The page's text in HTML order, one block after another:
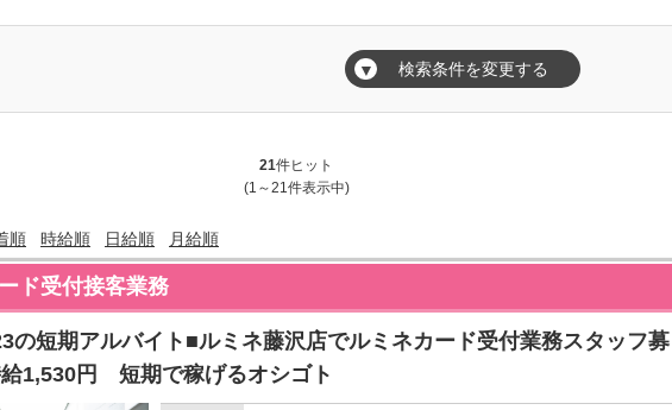
▼ 検索条件を変更する
21件ヒット
(1～21件表示中)
順 時給順 日給順 月給順
ド受付接客業務
の短期アルバイト■ルミネ藤沢店でルミネカード受付業務スタッフ募
円 短期で稼げるオシゴト